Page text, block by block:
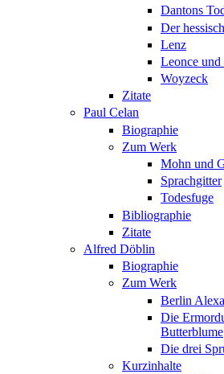
Dantons
Der
Lenz
Leonce und
Woyzeck
Zitate
Paul Celan
Biographie
Zum Werk
Mohn und
Sprachgitter
Todesfuge
Bibliographie
Zitate
Alfred Döblin
Biographie
Zum Werk
Berlin
Die
Butterblume
Die drei
Kurzinhalte